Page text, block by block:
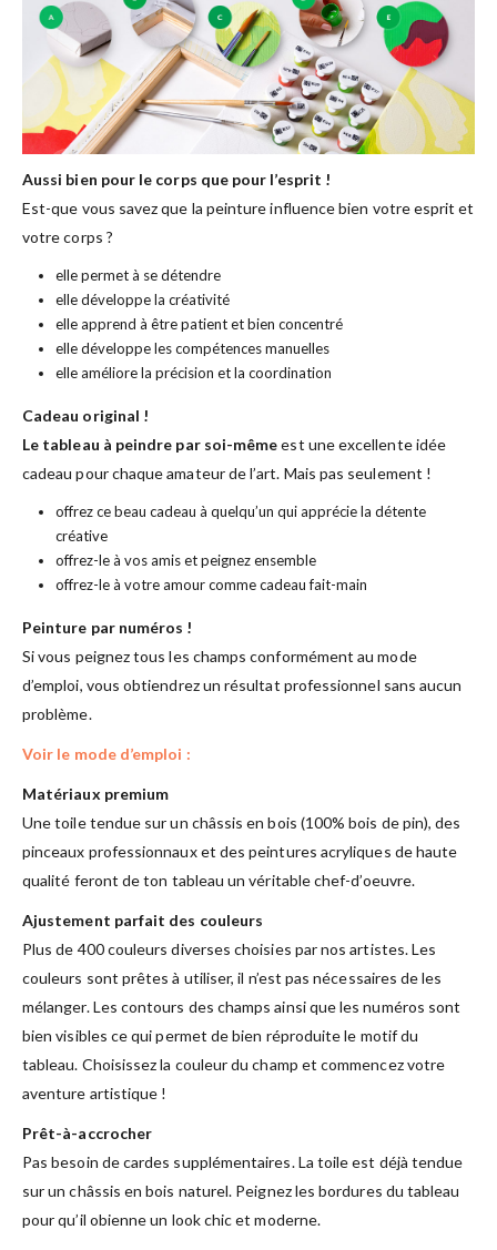
Aussi bien pour le corps que pour l’esprit !
Est-que vous savez que la peinture influence bien votre esprit et
votre corps ?
elle permet à se détendre
elle développe la créativité
elle apprend à être patient et bien concentré
elle développe les compétences manuelles
elle améliore la précision et la coordination
Cadeau original !
Le tableau à peindre par soi-mêmeest une excellente idée
cadeau pour chaque amateur de l’art. Mais pas seulement !
offrez ce beau cadeau à quelqu’un qui apprécie la détente
créative
offrez-le à vos amis et peignez ensemble
offrez-le à votre amour comme cadeau fait-main
Peinture par numéros !
Si vous peignez tous les champs conformément au mode
d’emploi, vous obtiendrez un résultat professionnel sans aucun
problème.
Voir le mode d’emploi :
Matériaux premium
Une toile tendue sur un châssis en bois (100% bois de pin), des
pinceaux professionnaux et des peintures acryliques de haute
qualité feront de ton tableau un véritable chef-d’oeuvre.
Ajustement parfait des couleurs
Plus de 400 couleurs diverses choisies par nos artistes. Les
couleurs sont prêtes à utiliser, il n’est pas nécessaires de les
mélanger. Les contours des champs ainsi que les numéros sont
bien visibles ce qui permet de bien réproduite le motif du
tableau. Choisissez la couleur du champ et commencez votre
aventure artistique !
Prêt-à-accrocher
Pas besoin de cardes supplémentaires. La toile est déjà tendue
sur un châssis en bois naturel. Peignez les bordures du tableau
pour qu’il obienne un look chic et moderne.